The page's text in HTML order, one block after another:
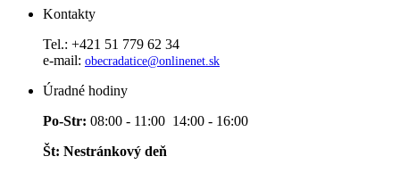
Kontakty
Tel.: +421 51 779 62 34
e-mail: obecradatice@onlinenet.sk
Úradné hodiny
Po-Str: 08:00 - 11:00 14:00 - 16:00
Št: Nestránkový deň